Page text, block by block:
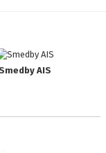
AIS